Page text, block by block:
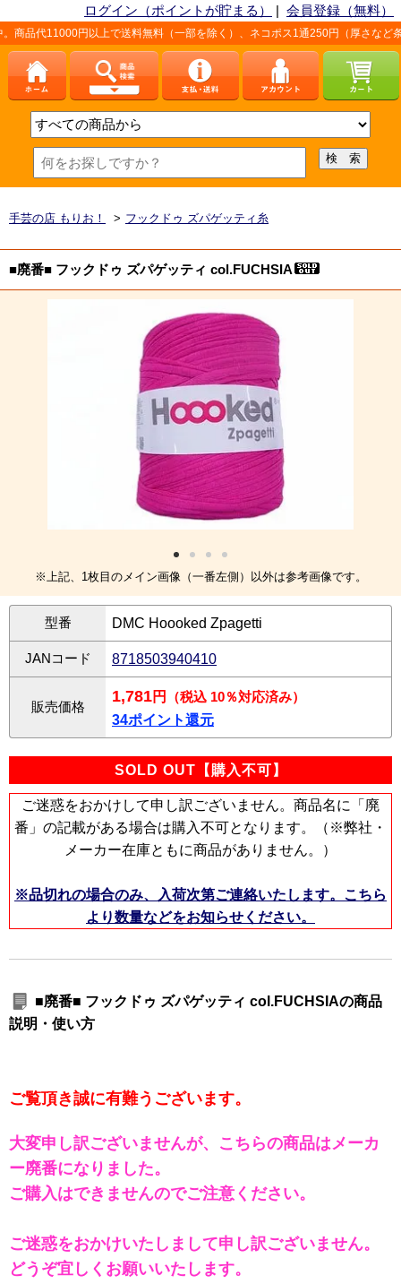
ログイン（ポイントが貯まる） | 会員登録（無料）
以上で送料無料（一部を除く）、ネコポス1通250円（厚さなど条件あり）。
手芸の店 もりお！ > フックドゥ ズパゲッティ糸
■廃番■ フックドゥ ズパゲッティ col.FUCHSIA
※上記、1枚目のメイン画像（一番左側）以外は参考画像です。
型番 DMC Hoooked Zpagetti
JANコード 8718503940410
販売価格
1,781円
（税込 10％対応済み）
34ポイント還元
SOLD OUT【購入不可】
ご迷惑をおかけして申し訳ございません。商品名に「廃
番」の記載がある場合は購入不可となります。（※弊社・
メーカー在庫ともに商品がありません。）
※品切れの場合のみ、入荷次第ご連絡いたします。こちら
より数量などをお知らせください。
■廃番■ フックドゥ ズパゲッティ col.FUCHSIAの商品
説明・使い方
ご覧頂き誠に有難うございます。
大変申し訳ございませんが、こちらの商品はメーカ
ー廃番になりました。
ご購入はできませんのでご注意ください。
ご迷惑をおかけいたしまして申し訳ございません。
どうぞ宜しくお願いいたします。